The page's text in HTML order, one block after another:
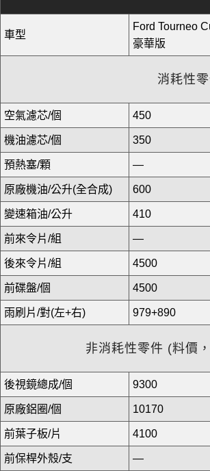
車型
Ford Tourneo
豪華版
消耗性
空氣濾芯/個 450
機油濾芯/個 350
預熱塞/顆 —
原廠機油/公升(全合成) 600
變速箱油/公升 410
前來令片/組 —
後來令片/組 4500
前碟盤/個 4500
雨刷片/對(左+右) 979+890
非消耗性零件 (料價
後視鏡總成/個 9300
原廠鋁圈/個 10170
前葉子板/片 4100
前保桿外殼/支 —